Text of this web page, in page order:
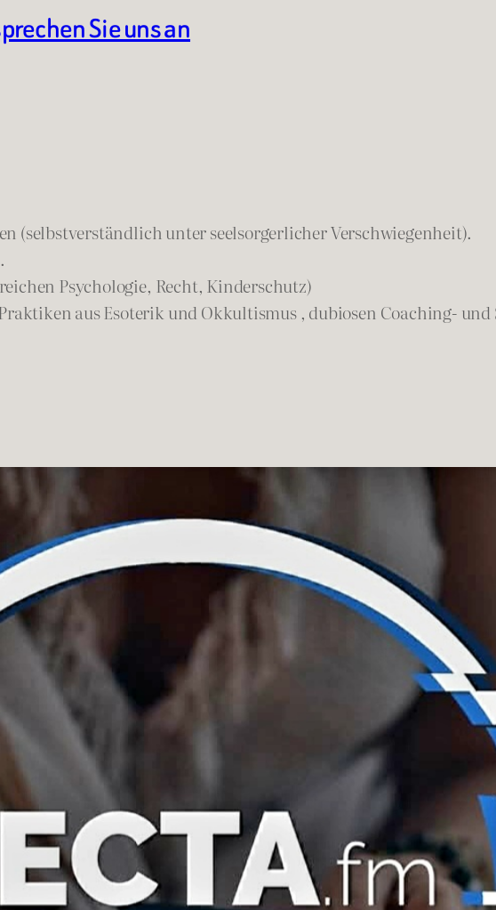
Sie uns an
(selbstverständlich unter seelsorgerlicher Verschwiegenheit).
Psychologie, Recht, Kinderschutz)
aus Esoterik und Okkultismus , dubiosen Coaching-